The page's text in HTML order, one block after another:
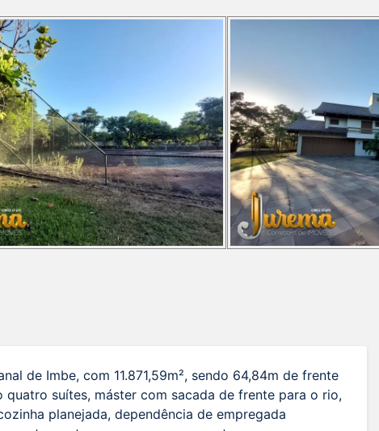
de Imbe, com 11.871,59m², sendo 64,84m de frente
suítes, máster com sacada de frente para o rio,
planejada, dependência de empregada